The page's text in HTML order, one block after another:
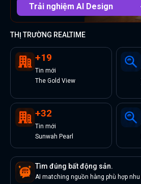
Trải nghiệm AI Design
THỊ TRƯỜNG REALTIME
+19
Tin mới
The Gold View
+32
Tin mới
Sunwah Pearl
Tìm đúng bất động sản.
AI matching nguồn hàng phù hợp